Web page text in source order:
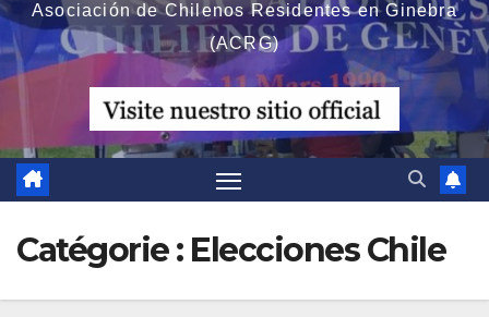
Asociación de Chilenos Residentes en Ginebra
(ACRG)
Catégorie : Elecciones Chile